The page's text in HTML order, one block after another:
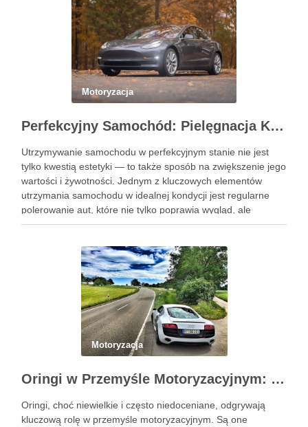
Motoryzacja
Perfekcyjny Samochód: Pielęgnacja Krok po Kroku
Utrzymywanie samochodu w perfekcyjnym stanie nie jest
tylko kwestią estetyki — to także sposób na zwiększenie jego
wartości i żywotności. Jednym z kluczowych elementów
utrzymania samochodu w idealnej kondycji jest regularne
polerowanie aut, które nie tylko poprawia wygląd, ale
również chroni lakier. Poniżej znajdziesz kompleksowy
Motoryzacja
Oringi w Przemyśle Motoryzacyjnym: Kluczowe Zastosowania i Specyficzne Wymagania
Oringi, choć niewielkie i często niedoceniane, odgrywają
kluczową rolę w przemyśle motoryzacyjnym. Są one